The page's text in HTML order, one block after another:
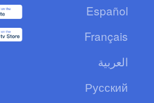
Español
Français
العربية
Русский